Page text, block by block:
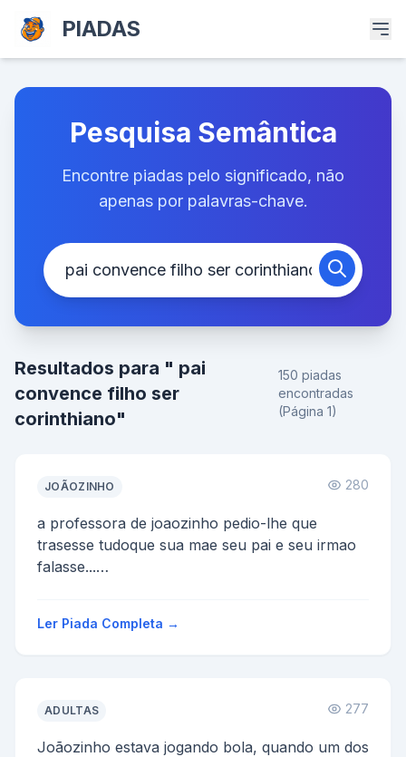
PIADAS
Pesquisa Semântica
Encontre piadas pelo significado, não
apenas por palavras-chave.
Resultados para " pai
convence filho ser
corinthiano"
150 piadas
encontradas
(Página 1)
JOÃOZINHO 280
a professora de joaozinho pedio-lhe que
trasesse tudoque sua mae seu pai e seu irmao
falasse...
Ler Piada Completa →
ADULTAS 277
Joãozinho estava jogando bola, quando um dos